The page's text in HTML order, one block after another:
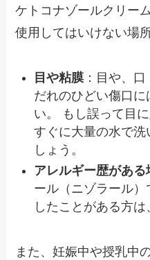
ケトコナゾールクリー
使用してはいけない場
目や粘膜 ：目や、
だれのひどい傷口に
い。 もし誤って目
すぐに大量の水で洗
しょう。
アレルギー歴がある
ール（ニゾラール
したことがある方は
また、妊娠中や授乳中